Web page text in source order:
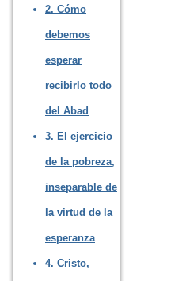
2. Cómo
debemos
esperar
recibirlo todo
del Abad
3. El ejercicio
de la pobreza,
inseparable de
la virtud de la
esperanza
4. Cristo,